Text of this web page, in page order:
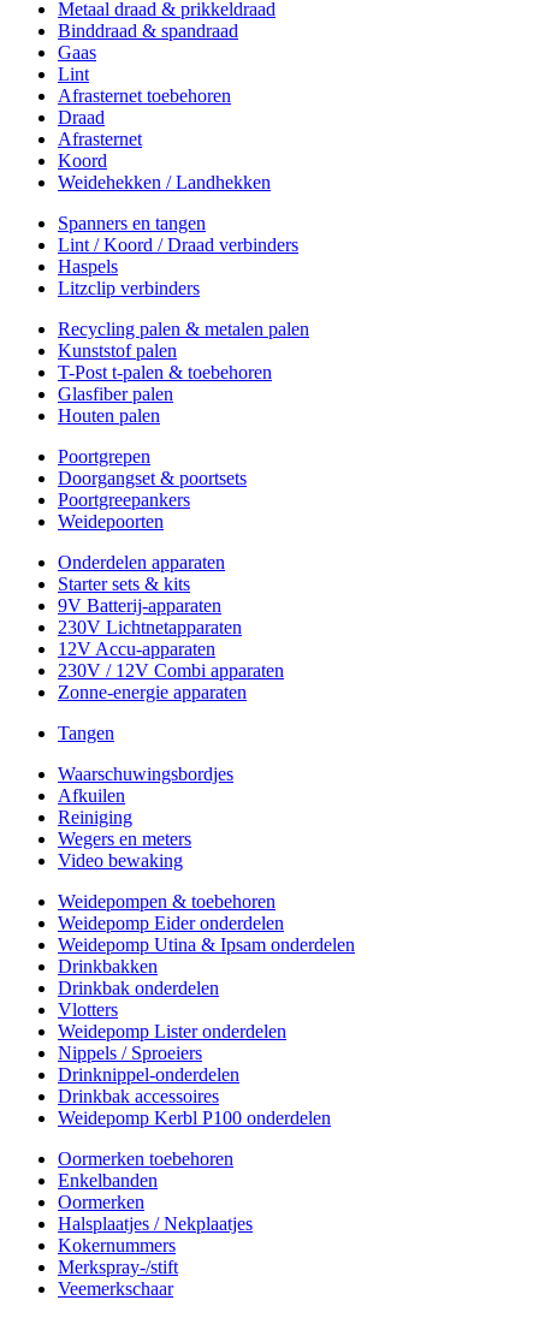
Metaal draad & prikkeldraad
Binddraad & spandraad
Gaas
Lint
Afrasternet toebehoren
Draad
Afrasternet
Koord
Weidehekken / Landhekken
Spanners en tangen
Lint / Koord / Draad verbinders
Haspels
Litzclip verbinders
Recycling palen & metalen palen
Kunststof palen
T-Post t-palen & toebehoren
Glasfiber palen
Houten palen
Poortgrepen
Doorgangset & poortsets
Poortgreepankers
Weidepoorten
Onderdelen apparaten
Starter sets & kits
9V Batterij-apparaten
230V Lichtnetapparaten
12V Accu-apparaten
230V / 12V Combi apparaten
Zonne-energie apparaten
Tangen
Waarschuwingsbordjes
Afkuilen
Reiniging
Wegers en meters
Video bewaking
Weidepompen & toebehoren
Weidepomp Eider onderdelen
Weidepomp Utina & Ipsam onderdelen
Drinkbakken
Drinkbak onderdelen
Vlotters
Weidepomp Lister onderdelen
Nippels / Sproeiers
Drinknippel-onderdelen
Drinkbak accessoires
Weidepomp Kerbl P100 onderdelen
Oormerken toebehoren
Enkelbanden
Oormerken
Halsplaatjes / Nekplaatjes
Kokernummers
Merkspray-/stift
Veemerkschaar